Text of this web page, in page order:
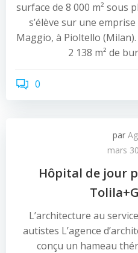
surface de 8 000 m² sous
s’élève sur une
Maggio, à Pioltello
2 138 m² de
0
par
mars
Hôpital de jour
L’architecture au
autistes L’agence
conçu un hameau